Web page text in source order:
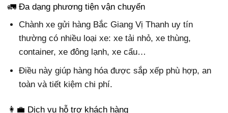
🚛 Đa dạng phương tiện vận chuyển
Chành xe gửi hàng Bắc Giang Vị Thanh uy tín
thường có nhiều loại xe: xe tải nhỏ, xe thùng,
container, xe đông lạnh, xe cẩu…
Điều này giúp hàng hóa được sắp xếp phù hợp, an
toàn và tiết kiệm chi phí.
👩‍💼 Dịch vụ hỗ trợ khách hàng